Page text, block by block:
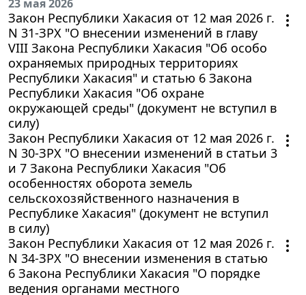
23 мая 2026
Закон Республики Хакасия от 12 мая 2026 г.
N 31-ЗРХ "О внесении изменений в главу
VIII Закона Республики Хакасия "Об особо
охраняемых природных территориях
Республики Хакасия" и статью 6 Закона
Республики Хакасия "Об охране
окружающей среды" (документ не вступил в
силу)
Закон Республики Хакасия от 12 мая 2026 г.
N 30-ЗРХ "О внесении изменений в статьи 3
и 7 Закона Республики Хакасия "Об
особенностях оборота земель
сельскохозяйственного назначения в
Республике Хакасия" (документ не вступил
в силу)
Закон Республики Хакасия от 12 мая 2026 г.
N 34-ЗРХ "О внесении изменения в статью
6 Закона Республики Хакасия "О порядке
ведения органами местного